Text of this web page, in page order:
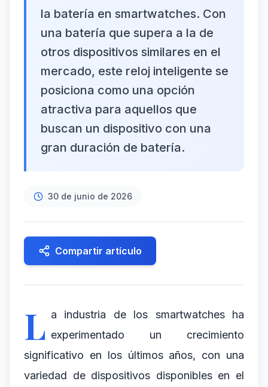
la batería en smartwatches. Con
una batería que supera a la de
otros dispositivos similares en el
mercado, este reloj inteligente se
posiciona como una opción
atractiva para aquellos que
buscan un dispositivo con una
gran duración de batería.
30 de junio de 2026
Compartir artículo
L a industria de los smartwatches ha
experimentado un crecimiento
significativo en los últimos años, con una
variedad de dispositivos disponibles en el